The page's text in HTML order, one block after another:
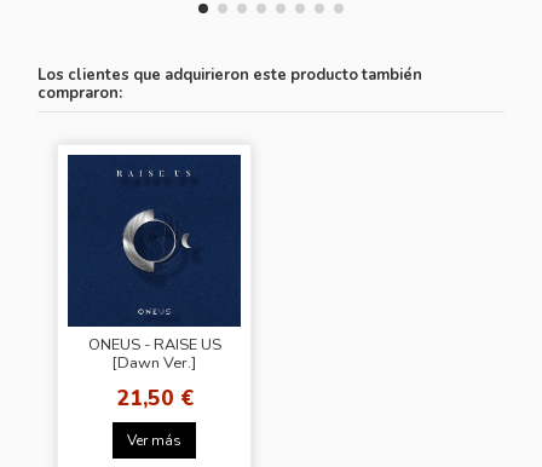
Los clientes que adquirieron este producto también
compraron:
ONEUS - RAISE US
[Dawn Ver.]
21,50 €
Ver más